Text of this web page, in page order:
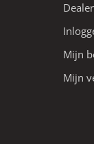
Mijn
Mijn